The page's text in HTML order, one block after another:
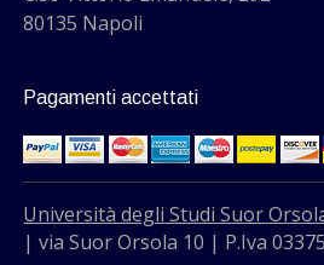
80135 Napoli
Pagamenti accettati
Università degli Studi Suor
| via Suor Orsola 10 | P.Iva